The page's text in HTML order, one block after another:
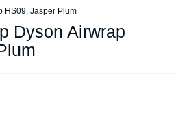
HS09, Jasper Plum
Dyson Airwrap